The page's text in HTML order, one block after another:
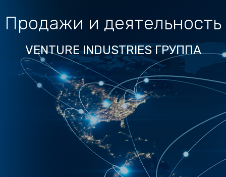
Продажи и деятельность
VENTURE INDUSTRIES ГРУППА